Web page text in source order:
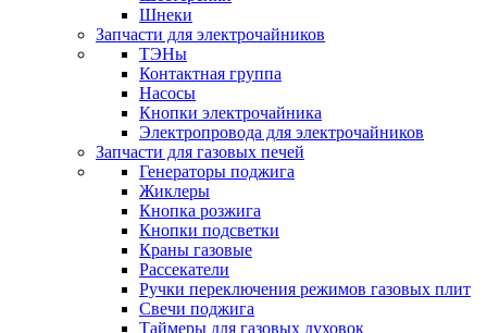
Шнеки
Запчасти для электрочайников
ТЭНы
Контактная группа
Насосы
Кнопки электрочайника
Электропровода для электрочайников
Запчасти для газовых печей
Генераторы поджига
Жиклеры
Кнопка розжига
Кнопки подсветки
Краны газовые
Рассекатели
Ручки переключения режимов газовых плит
Свечи поджига
Таймеры для газовых духовок